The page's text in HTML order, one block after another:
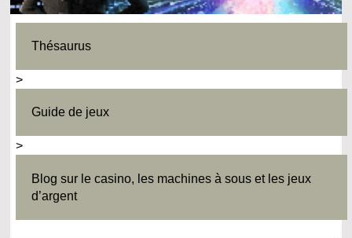
Thésaurus
>
Guide de jeux
>
Blog sur le casino, les machines à sous et les jeux
d’argent